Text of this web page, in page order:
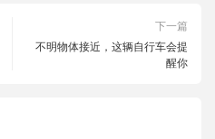
下一篇
不明物体接近，这辆自行车会提
醒你